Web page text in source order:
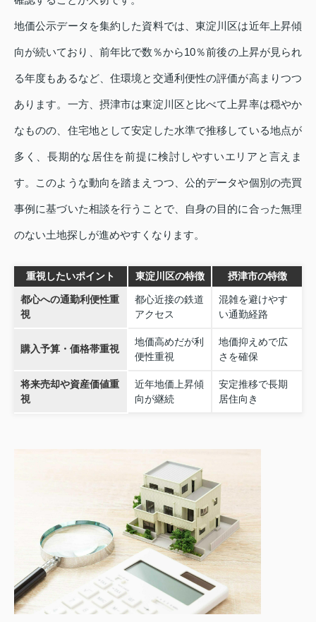
地価公示データを集約した資料では、東淀川区は近年上昇傾
向が続いており、前年比で数％から10％前後の上昇が見られ
る年度もあるなど、住環境と交通利便性の評価が高まりつつ
あります。一方、摂津市は東淀川区と比べて上昇率は穏やか
なものの、住宅地として安定した水準で推移している地点が
多く、長期的な居住を前提に検討しやすいエリアと言えま
す。このような動向を踏まえつつ、公的データや個別の売買
事例に基づいた相談を行うことで、自身の目的に合った無理
のない土地探しが進めやすくなります。
重視したいポイント 東淀川区の特徴 摂津市の特徴
都心への通勤利便性重
視
都心近接の鉄道
アクセス
混雑を避けやす
い通勤経路
購入予算・価格帯重視
地価高めだが利
便性重視
地価抑えめで広
さを確保
将来売却や資産価値重
視
近年地価上昇傾
向が継続
安定推移で長期
居住向き